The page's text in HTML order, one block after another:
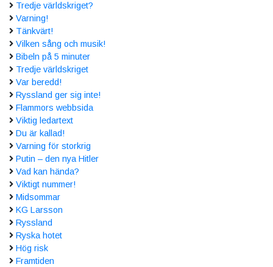
Tredje världskriget?
Varning!
Tänkvärt!
Vilken sång och musik!
Bibeln på 5 minuter
Tredje världskriget
Var beredd!
Ryssland ger sig inte!
Flammors webbsida
Viktig ledartext
Du är kallad!
Varning för storkrig
Putin – den nya Hitler
Vad kan hända?
Viktigt nummer!
Midsommar
KG Larsson
Ryssland
Ryska hotet
Hög risk
Framtiden